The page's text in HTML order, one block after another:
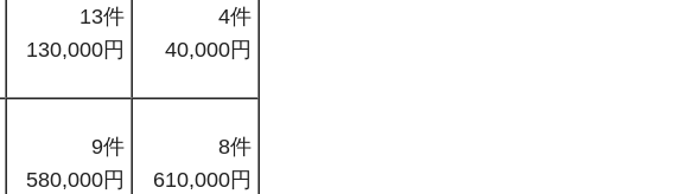
13件
130,000円
4件
40,000円
9件
580,000円
8件
610,000円